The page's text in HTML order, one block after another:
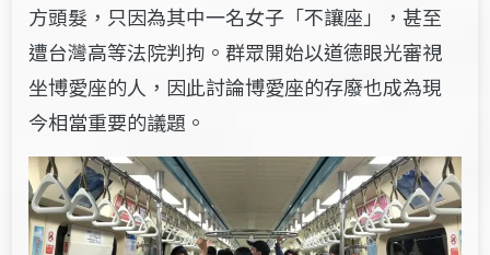
方頭髮，只因為其中一名女子「不讓座」，甚至
遭台灣高等法院判拘。群眾開始以道德眼光審視
坐博愛座的人，因此討論博愛座的存廢也成為現
今相當重要的議題。